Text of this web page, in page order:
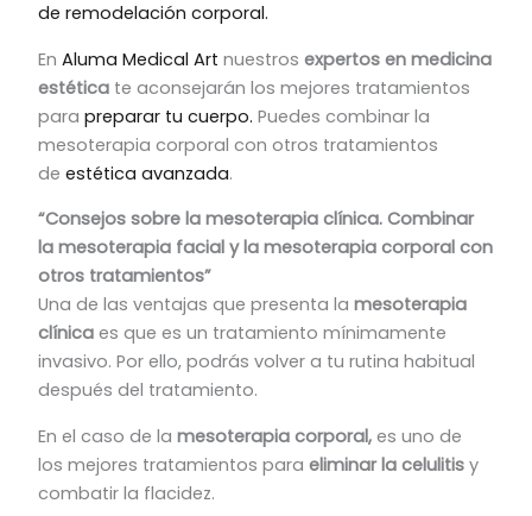
de remodelación corporal.
EnAluma Medical Art nuestrosexpertos en medicina
estética te aconsejarán los mejores tratamientos
parapreparar tu cuerpo. Puedes combinar la
mesoterapia corporal con otros tratamientos
de estética avanzada.
“Consejos sobre la mesoterapia clínica. Combinar
la mesoterapia facial y la mesoterapia corporal con
otros tratamientos”
Una de las ventajas que presenta lamesoterapia
clínica es que es un tratamiento mínimamente
invasivo. Por ello, podrás volver a tu rutina habitual
después del tratamiento.
En el caso de lamesoterapia corporal, es uno de
los mejores tratamientos paraeliminar la celulitis y
combatir la flacidez.